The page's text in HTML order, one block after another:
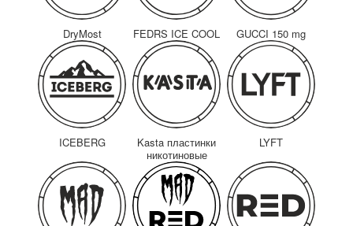
DryMost FEDRS ICE COOL GUCCI 150 mg
ICEBERG
Kasta пластинки
никотиновые
LYFT